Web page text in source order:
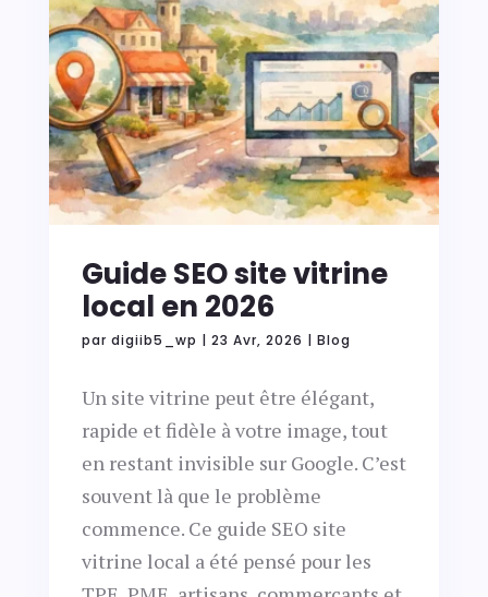
Guide SEO site vitrine
local en 2026
par digiib5_wp | 23 Avr, 2026 | Blog
Un site vitrine peut être élégant,
rapide et fidèle à votre image, tout
en restant invisible sur Google. C’est
souvent là que le problème
commence. Ce guide SEO site
vitrine local a été pensé pour les